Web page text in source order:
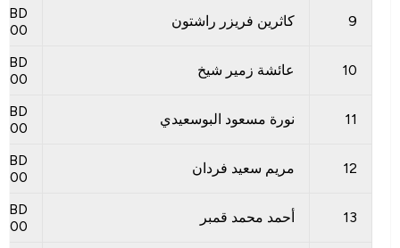
9 كاثرين فريزر راشتون
BD
300
10 عائشة زمير شيخ
BD
300
11 نورة مسعود البوسعيدي
BD
300
12 مريم سعيد فردان
BD
300
13 أحمد محمد قمبر
BD
300